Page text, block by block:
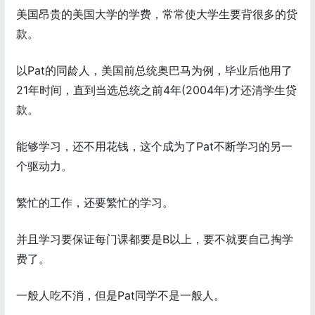
美国昂贵的美国大学的学费，常常使大学生要背很多的贷
款。
以Pat的同龄人，美国前总统奥巴马为例，毕业后他用了
21年时间，直到当选总统之前4年(2004年)才还清学生贷
款。
能够学习，还不用花钱，这个成为了Pat不断学习的另一
个驱动力。
繁忙的工作，还要繁忙的学习。
并且学习要保证每门课都要是B以上，要不就要自己掏学
费了。
一般人吃不消，但是Pat同学不是一般人。